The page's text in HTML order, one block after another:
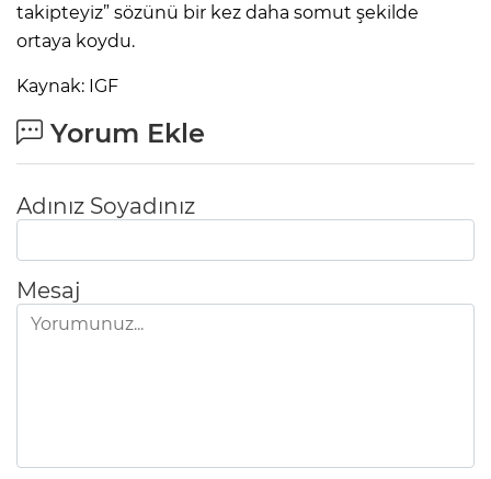
takipteyiz” sözünü bir kez daha somut şekilde
ortaya koydu.
Kaynak: IGF
Yorum Ekle
Adınız Soyadınız
Mesaj